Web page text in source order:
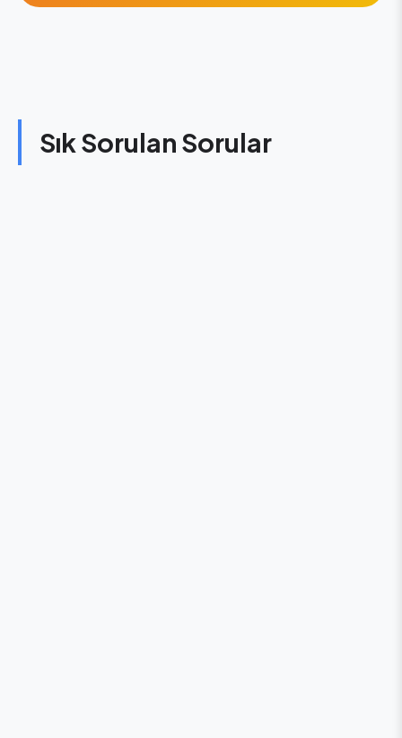
Sık Sorulan Sorular